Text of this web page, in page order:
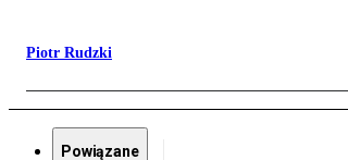
Piotr Rudzki
Powiązane